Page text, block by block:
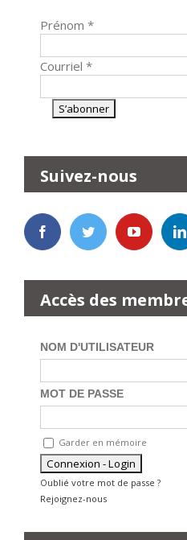
Prénom *
Courriel *
Suivez-nous
Accès des
NOM D'UTILISATEUR
MOT DE PASSE
Garder en mémoire
Oublié votre mot de passe ?
Rejoignez-nous